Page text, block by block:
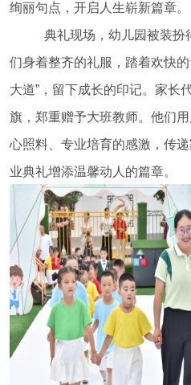
绚丽句点，开启人生崭新篇章。
典礼现场，幼儿园被装扮
们身着整齐的礼服，踏着欢快
大道”，留下成长的印记。家长
旗，郑重赠予大班教师。他们
心照料、专业培育的感激，传
业典礼增添温馨动人的篇章。